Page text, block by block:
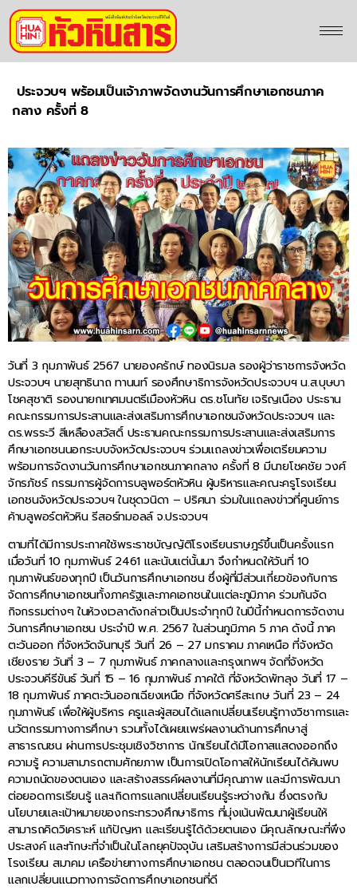
ประจวบฯ พร้อมเป็นเจ้าภาพจัดงานวันการศึกษาเอกชนภาค
กลาง ครั้งที่ 8
วันที่ 3 กุมภาพันธ์ 2567 นายองครักษ์ ทองนิรมล รองผู้ว่าราชการจังหวัด
ประจวบฯ นายสุทธินาถ ทานนท์ รองศึกษาธิการจังหวัดประจวบฯ น.ส.บุษบา
โชคสุชาติ รองนายกเทศมนตรีเมืองหัวหิน ดร.ชโนทัย เจริญเนือง ประธาน
คณะกรรมการประสานและส่งเสริมการศึกษาเอกชนจังหวัดประจวบฯ และ
ดร.พรระวี สีเหลืองสวัสดิ์ ประธานคณะกรรมการประสานและส่งเสริมการ
ศึกษาเอกชนนอกระบบจังหวัดประจวบฯ ร่วมแถลงข่าวเพื่อเตรียมความ
พร้อมการจัดงานวันการศึกษาเอกชนภาคกลาง ครั้งที่ 8 มีนายโชคชัย วงศ์
จักรภัชร์ กรรมการผู้จัดการบลูพอร์ตหัวหิน ผู้บริหารและคณะครูโรงเรียน
เอกชนจังหวัดประจวบฯ ในชุดวนิดา – ปริศนา ร่วมในแถลงข่าวที่ศูนย์การ
ค้าบลูพอร์ตหัวหิน รีสอร์ทมอลล์ จ.ประจวบฯ
ตามที่ได้มีการประกาศใช้พระราชบัญญัติโรงเรียนราษฎร์ขึ้นเป็นครั้งแรก
เมื่อวันที่ 10 กุมภาพันธ์ 2461 และนับแต่นั้นมา จึงกำหนดให้วันที่ 10
กุมภาพันธ์ของทุกปี เป็นวันการศึกษาเอกชน ซึ่งผู้ที่มีส่วนเกี่ยวข้องกับการ
จัดการศึกษาเอกชนทั้งภาครัฐและภาคเอกชนในแต่ละภูมิภาค ร่วมกันจัด
กิจกรรมต่างๆ ในห้วงเวลาดังกล่าวเป็นประจำทุกปี ในปีนี้กำหนดการจัดงาน
วันการศึกษาเอกชน ประจำปี พ.ศ. 2567 ในส่วนภูมิภาค 5 ภาค ดังนี้ ภาค
ตะวันออก ที่จังหวัดจันทบุรี วันที่ 26 – 27 มกราคม ภาคเหนือ ที่จังหวัด
เชียงราย วันที่ 3 – 7 กุมภาพันธ์ ภาคกลางและกรุงเทพฯ จัดที่จังหวัด
ประจวบคีรีขันธ์ วันที่ 15 – 16 กุมภาพันธ์ ภาคใต้ ที่จังหวัดพัทลุง วันที่ 17 –
18 กุมภาพันธ์ ภาคตะวันออกเฉียงเหนือ ที่จังหวัดศรีสะเกษ วันที่ 23 – 24
กุมภาพันธ์ เพื่อให้ผู้บริหาร ครูและผู้สอนได้แลกเปลี่ยนเรียนรู้ทางวิชาการและ
นวัตกรรมทางการศึกษา รวมทั้งได้เผยแพร่ผลงานด้านการศึกษาสู่
สาธารณชน ผ่านการประชุมเชิงวิชาการ นักเรียนได้มีโอกาสแสดงออกถึง
ความรู้ ความสามารถตามศักยภาพ เป็นการเปิดโอกาสให้นักเรียนได้ค้นพบ
ความถนัดของตนเอง และสร้างสรรค์ผลงานที่มีคุณภาพ และมีการพัฒนา
ต่อยอดการเรียนรู้ และเกิดการแลกเปลี่ยนเรียนรู้ระหว่างกัน ซึ่งตรงกับ
นโยบายและเป้าหมายของกระทรวงศึกษาธิการ ที่มุ่งเน้นพัฒนาผู้เรียนให้
สามารถคิดวิเคราะห์ แก้ปัญหา และเรียนรู้ได้ด้วยตนเอง มีคุณลักษณะที่พึง
ประสงค์ และทักษะที่จำเป็นในโลกยุคปัจจุบัน เสริมสร้างการมีส่วนร่วมของ
โรงเรียน สมาคม เครือข่ายทางการศึกษาเอกชน ตลอดจนเป็นเวทีในการ
แลกเปลี่ยนแนวทางการจัดการศึกษาเอกชนที่ดี